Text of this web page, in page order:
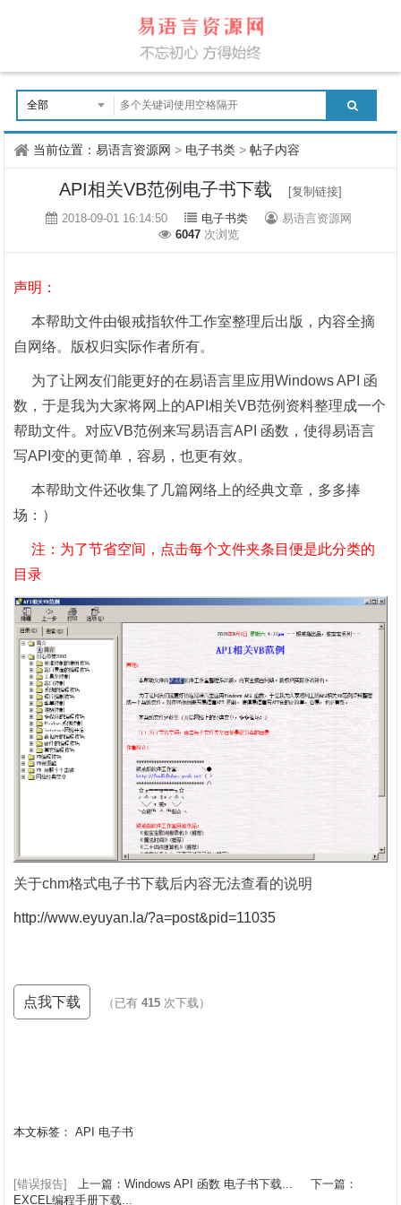
当前位置：易语言资源网 > 电子书类 >帖子内容
API相关VB范例电子书下载
[复制链接]
2018-09-01 16:14:50
电子书类
易语言资源网
6047 次浏览
声明：
本帮助文件由银戒指软件工作室整理后出版，内容全摘
自网络。版权归实际作者所有。
为了让网友们能更好的在易语言里应用Windows API 函
数，于是我为大家将网上的API相关VB范例资料整理成一个
帮助文件。对应VB范例来写易语言API 函数，使得易语言
写API变的更简单，容易，也更有效。
本帮助文件还收集了几篇网络上的经典文章，多多捧
场：）
注：为了节省空间，点击每个文件夹条目便是此分类的
目录
关于chm格式电子书下载后内容无法查看的说明
http://www.eyuyan.la/?a=post&pid=11035
点我下载 （已有415 次下载）
本文标签： API 电子书
[错误报告] 上一篇：Windows API 函数 电子书下载...
下一篇：
EXCEL编程手册下载...